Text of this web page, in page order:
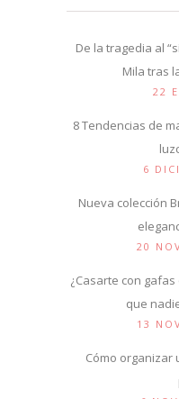
De la tragedia al
Mila tras
22
8 Tendencias de
6
Nueva colección
20
¿Casarte con
que
13
Cómo organizar